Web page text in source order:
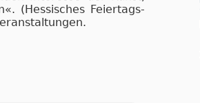
(Hes­si­sches Fei­er­tags­